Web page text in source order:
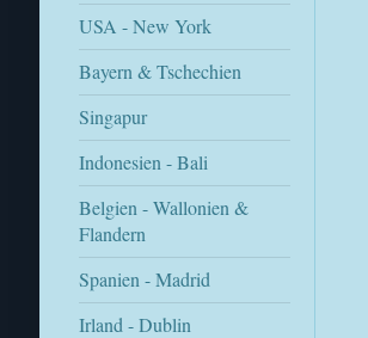
USA - New York
Bayern & Tschechien
Singapur
Indonesien - Bali
Belgien - Wallonien &
Flandern
Spanien - Madrid
Irland - Dublin